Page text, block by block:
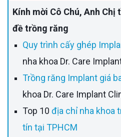
Kính mời Cô Chú, Anh Chị tìm hiểu thêm về chủ
đề trồng răng
Quy trình cấy ghép
nha khoa Dr. Care
Trồng răng Implant giá
khoa Dr. Care Implant
Top 10 địa chỉ nha khoa
tín tại TPHCM